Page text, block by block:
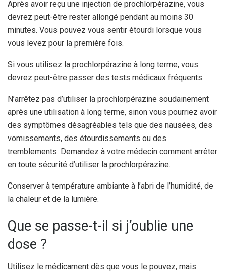
Après avoir reçu une injection de prochlorpérazine, vous
devrez peut-être rester allongé pendant au moins 30
minutes. Vous pouvez vous sentir étourdi lorsque vous
vous levez pour la première fois.
Si vous utilisez la prochlorpérazine à long terme, vous
devrez peut-être passer des tests médicaux fréquents.
N’arrêtez pas d’utiliser la prochlorpérazine soudainement
après une utilisation à long terme, sinon vous pourriez avoir
des symptômes désagréables tels que des nausées, des
vomissements, des étourdissements ou des
tremblements. Demandez à votre médecin comment arrêter
en toute sécurité d’utiliser la prochlorpérazine.
Conserver à température ambiante à l’abri de l’humidité, de
la chaleur et de la lumière.
Que se passe-t-il si j’oublie une
dose ?
Utilisez le médicament dès que vous le pouvez, mais